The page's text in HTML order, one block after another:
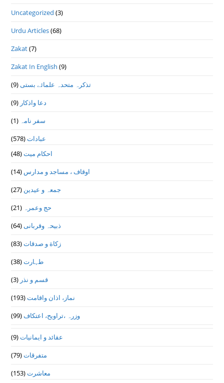
Uncategorized (3)
Urdu Articles(68)
Zakat(7)
Zakat In English (9)
تذكرہ متحدہ علمائے بستى(9)
دعا واذكار (9)
سفر نامہ (1)
عبادات(578)
احکام میت(48)
اوقاف ، مساجد و مدارس (14)
جمعہ و عیدین (27)
حج وعمرہ (21)
ذبیحہ وقربانی(64)
زکاة و صدقات(83)
طہارت(38)
قسم و نذر (3)
نماز، اذان واقامت(193)
وزرہ ،تراويح، اعتكاف(99)
عقائد و ایمانیات(9)
متفرقات(79)
معاشرت(153)